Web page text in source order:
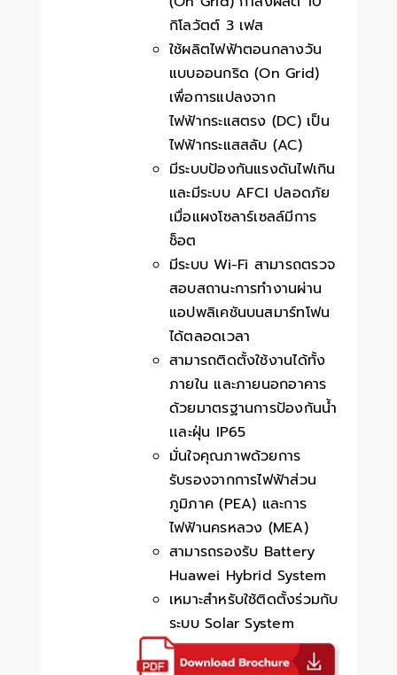
กิโลวัตต์ 3 เฟส
ใช้ผลิตไฟฟ้าตอนกลางวัน
แบบออนกริด (On Grid)
เพื่อการแปลงจาก
ไฟฟ้ากระแสตรง (DC) เป็น
ไฟฟ้ากระแสสลับ (AC)
มีระบบป้องกันแรงดันไฟเกิน
และมีระบบ AFCI ปลอดภัย
เมื่อแผงโซลาร์เซลล์มีการ
ช็อต
มีระบบ Wi-Fi สามารถตรวจ
สอบสถานะการทำงานผ่าน
แอปพลิเคชันบนสมาร์ทโฟน
ได้ตลอดเวลา
สามารถติดตั้งใช้งานได้ทั้ง
ภายใน และภายนอกอาคาร
ด้วยมาตรฐานการป้องกันน้ำ
เเละฝุ่น IP65
มั่นใจคุณภาพด้วยการ
รับรองจากการไฟฟ้าส่วน
ภูมิภาค (PEA) และการ
ไฟฟ้านครหลวง (MEA)
สามารถรองรับ Battery
Huawei Hybrid System
เหมาะสำหรับใช้ติดตั้งร่วมกับ
ระบบ Solar System